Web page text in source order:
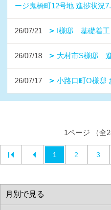
ージ鬼橋町12号地 進捗状況
26/07/21 I様邸 基礎着工
26/07/18 大村市S様邸
26/07/17 小路口町O様邸
1ページ （全
1 2 3